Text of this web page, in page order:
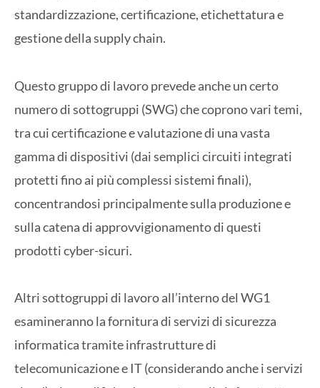
standardizzazione, certificazione, etichettatura e
gestione della supply chain.
Questo gruppo di lavoro prevede anche un certo
numero di sottogruppi (SWG) che coprono vari temi,
tra cui certificazione e valutazione di una vasta
gamma di dispositivi (dai semplici circuiti integrati
protetti fino ai più complessi sistemi finali),
concentrandosi principalmente sulla produzione e
sulla catena di approvvigionamento di questi
prodotti cyber-sicuri.
Altri sottogruppi di lavoro all’interno del WG1
esamineranno la fornitura di servizi di sicurezza
informatica tramite infrastrutture di
telecomunicazione e IT (considerando anche i servizi